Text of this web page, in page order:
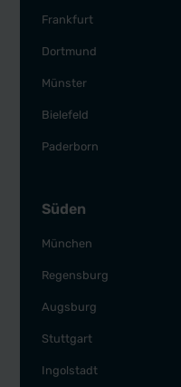
Frankfurt
Dortmund
Münster
Bielefeld
Paderborn
Süden
München
Regensburg
Augsburg
Stuttgart
Ingolstadt